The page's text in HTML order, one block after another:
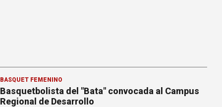
BÁSQUET FEMENINO
Basquetbolista del "Bata" convocada al Campus
Regional de Desarrollo